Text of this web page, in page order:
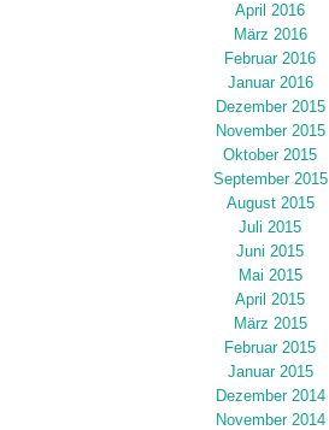
April 2016
März 2016
Februar 2016
Januar 2016
Dezember 2015
November 2015
Oktober 2015
September 2015
August 2015
Juli 2015
Juni 2015
Mai 2015
April 2015
März 2015
Februar 2015
Januar 2015
Dezember 2014
November 2014